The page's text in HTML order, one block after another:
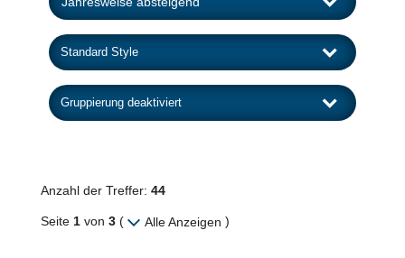
Anzahl der Treffer: 44
Seite 1 von 3 ( Alle Anzeigen )